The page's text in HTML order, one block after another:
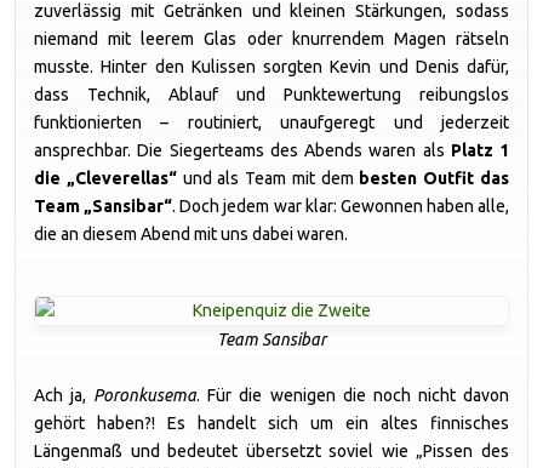
zuverlässig mit Getränken und kleinen Stärkungen, sodass
niemand mit leerem Glas oder knurrendem Magen rätseln
musste. Hinter den Kulissen sorgten Kevin und Denis dafür,
dass Technik, Ablauf und Punktewertung reibungslos
funktionierten – routiniert, unaufgeregt und jederzeit
ansprechbar. Die Siegerteams des Abends waren als Platz 1
die „Cleverellas“und als Team mit dem besten Outfit das
Team „Sansibar“. Doch jedem war klar: Gewonnen haben alle,
die an diesem Abend mit uns dabei waren.
Team Sansibar
Ach ja, Poronkusema. Für die wenigen die noch nicht davon
gehört haben?! Es handelt sich um ein altes finnisches
Längenmaß und bedeutet übersetzt soviel wie „Pissen des